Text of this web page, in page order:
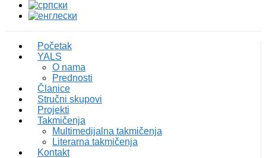
Početak
YALS
O nama
Prednosti
Članice
Stručni skupovi
Projekti
Takmičenja
Multimedijalna takmičenja
Literarna takmičenja
Kontakt